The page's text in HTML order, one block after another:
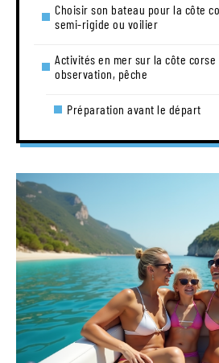
Choisir son bateau pour la côte
semi-rigide ou voilier
Activités en mer sur la côte corse
observation, pêche
Préparation avant le départ